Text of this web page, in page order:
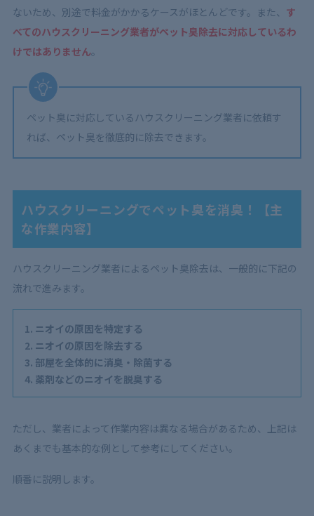
ないため、別途で料金がかかるケースがほとんどです。また、 す
べてのハウスクリーニング業者がペット臭除去に対応しているわ
けではありません。
ペット臭に対応しているハウスクリーニング業者に依頼す
れば、ペット臭を徹底的に除去できます。
ハウスクリーニングでペット臭を消臭！【主
な作業内容】
ハウスクリーニング業者によるペット臭除去は、一般的に下記の
流れで進みます。
ニオイの原因を特定する
ニオイの原因を除去する
部屋を全体的に消臭・除菌する
薬剤などのニオイを脱臭する
ただし、業者によって作業内容は異なる場合があるため、上記は
あくまでも基本的な例として参考にしてください。
順番に説明します。